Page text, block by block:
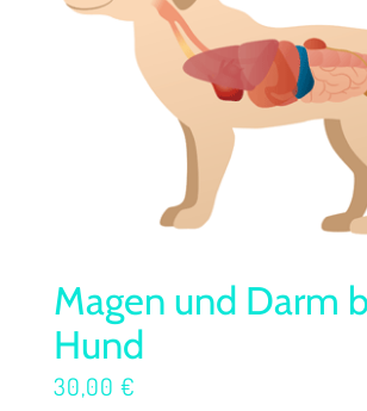
Magen und Darm
Hund
30,00 €